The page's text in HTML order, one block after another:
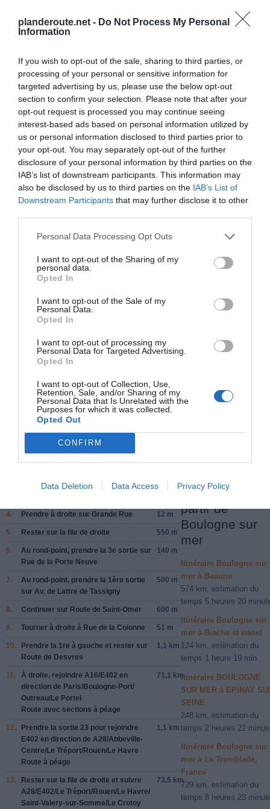
planderoute.net - Do Not Process My Personal
Information
If you wish to opt-out of the sale, sharing to third parties, or
processing of your personal or sensitive information for
targeted advertising by us, please use the below opt-out
section to confirm your selection. Please note that after your
opt-out request is processed you may continue seeing
interest-based ads based on personal information utilized by
us or personal information disclosed to third parties prior to
your opt-out. You may separately opt-out of the further
disclosure of your personal information by third parties on the
IAB’s list of downstream participants. This information may
also be disclosed by us to third parties on the IAB’s List of
Downstream Participants that may further disclose it to other
Personal Data Processing Opt Outs
I want to opt-out of the Sharing of my
personal data.
Opted In
I want to opt-out of the Sale of my
Personal Data.
Opted In
I want to opt-out of processing my
Personal Data for Targeted Advertising.
Opted In
I want to opt-out of Collection, Use,
Retention, Sale, and/or Sharing of my
Personal Data that Is Unrelated with the
Purposes for which it was collected.
Opted Out
CONFIRM
Data Deletion Data Access Privacy Policy
Cité du Prieuréà 2.00 km du point 32
Lagordà 1.57 km du point 32
La Manon
à 1.89 km du point 33
Les Coudrans à 1.75 km du point 33
Rochefort-sur-Mer
à 4.04 km du point 34
Breuil-Magné à 2.02 km du point 34
Vergeroux
à 0.33 km du point 34
Martrou
à 5.64 km du point 36
à 4.07 km du point 36
à 1.08 km du point 36
à 3.44 km du point 37
Marennes
à 2.52 km du point 37
Hiers-Brouageà 3.44 km du point 37
Bourcefranc à 3.20 km du point 38
Ronce-les-Bainsà 1.75 km du point 39
La Cayenne de Seudreà 2.30 km du point 40
Facebook Partager cette voie
tiempo estimado8 heures 23 minutes)
Prendre la directionnordsurRue de la
ProvidenceversRue du Cloître
120 m
Prendre à gauche surPl. de la
Résistance/Rue Saint-Jean
Résistance/ Porte des Dunes
4. Prendre à droite sur Grande Rue 12 m
5. Rester sur la file de droite 550 m
6. Au rond-point, prendre la 3e sortie sur
Rue de la Porte Neuve
140 m
7. Au rond-point, prendre la 1ère sortie
sur Av. de Lattre de Tassigny
500 m
8. Continuer sur Route de Saint-Omer 600 m
9. Tourner à droite à Rue de la Colonne 51 m
10.
Prendre la 1re à gauche et rester sur
Route de Desvres
1,1 km
11. À droite, rejoindre A16/E402 en
direction de Paris/Boulogne-Port/
Outreau/Le Portel
Route avec sections à péage
71,1 km
12. Prendre la sortie 23 pour rejoindre
E402 en direction de A28/Abbeville-
Centre/Le Tréport/Rouen/Le Havre
Route à péage
1,1 km
13.
Rester sur la file de droite et suivre
A28/E402/Le Tréport/Rouen/Le Havre/
Saint-Valery-sur-Somme/Le Crotoy
73,5 km
Autres forfaits
partir de
Boulogne sur
mer
Itinéraire Boulogne sur
mer à Beaune
574 km, estimation du
temps 5 heures 20
Itinéraire Boulogne sur
mer à Biache st waast
124 km, estimation du
temps 1 heure 19 min
Itinéraire BOULOGNE
SUR MER à EPINAY
SEINE
248 km, estimation du
temps 2 heures 22
Itinéraire Boulogne sur
mer à La Tremblade,
France
729 km, estimation du
temps 8 heures 23